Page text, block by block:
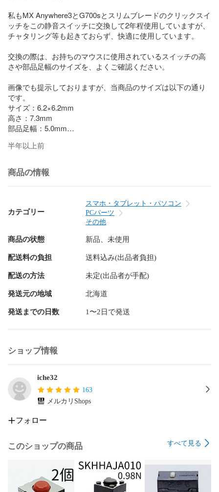
私もMX Anywhere3とG700sとスリムブレードのクリックスイ
ッチをこの静音スイッチに交換して2年程使用していますが、
チャタリング等も起きておらず、快適に使用しています。
交換の際は、お持ちのマウスに使用されているスイッチの高
さや部品足幅のサイズを、よくご確認ください。
画像でも提示しておりますが、当商品のサイズは以下の通り
です。
サイズ：6.2×6.2mm
高さ：7.3mm
部品足幅：5.0mm
万が一、不良がありましたら対応いたします。
たします。
よろしくお願いいたします。
半年以上前
商品の情報
カテゴリー
スマホ・タブレット・パソコン
PCパーツ
その他
商品の状態 新品、未使用
配送料の負担 送料込み(出品者負担)
配送の方法 未定(出品者が手配)
発送元の地域 北海道
発送までの日数 1〜2日で発送
ショップ情報
iche32
163
メルカリShops
フォロー
このショップの商品 すべて見る